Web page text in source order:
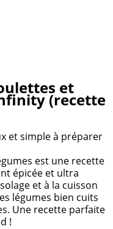
et
(recette
et simple à préparer
est une recette
épicée et ultra
et à la cuisson
légumes bien cuits
Une recette parfaite
!